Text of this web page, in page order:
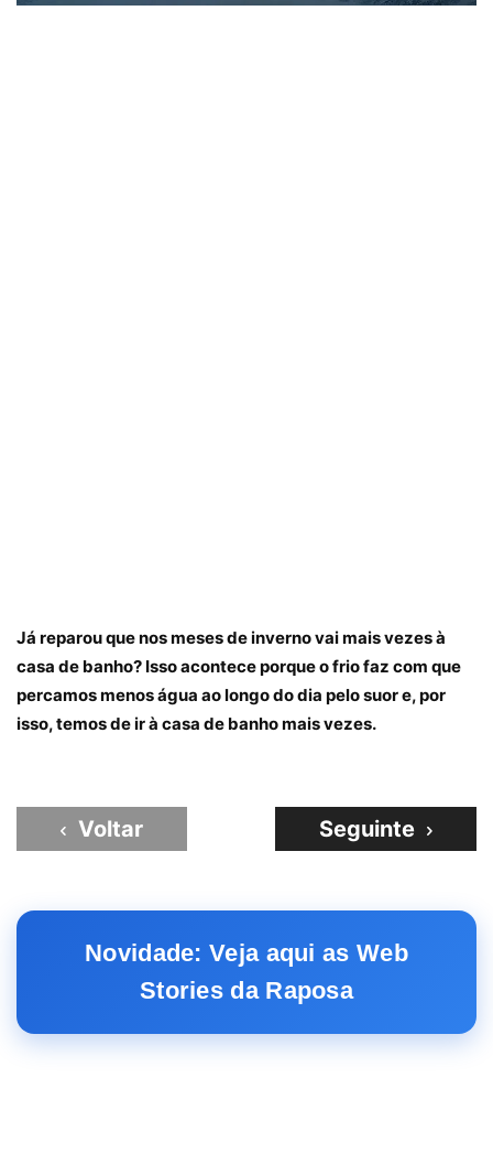
Já reparou que nos meses de inverno vai mais vezes à
casa de banho? Isso acontece porque o frio faz com que
percamos menos água ao longo do dia pelo suor e, por
isso, temos de ir à casa de banho mais vezes.
Voltar Seguinte
Novidade: Veja aqui as Web
Stories da Raposa